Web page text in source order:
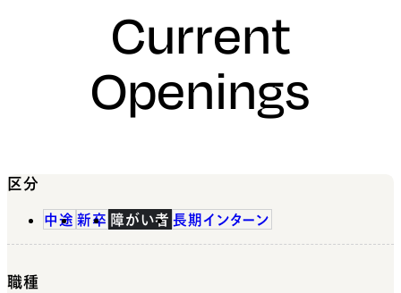
Current
Openings
区分
中途 新卒 障がい者 長期インターン
職種